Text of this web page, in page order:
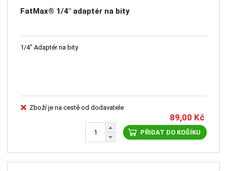
FatMax® 1/4" adaptér na bity
1/4" Adaptér na bity
Zboží je na cestě od dodavatele
89,00 Kč
PŘIDAT DO KOŠÍKU